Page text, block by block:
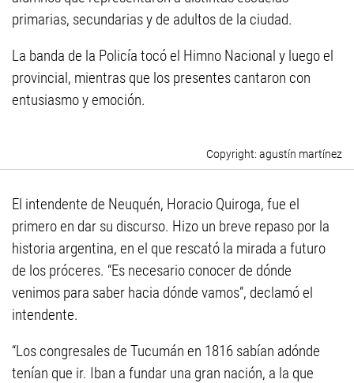
primarias, secundarias y de adultos de la ciudad.
La banda de la Policía tocó el Himno Nacional y luego el
provincial, mientras que los presentes cantaron con
entusiasmo y emoción.
agustín martínez
El intendente de Neuquén, Horacio Quiroga, fue el
primero en dar su discurso. Hizo un breve repaso por la
historia argentina, en el que rescató la mirada a futuro
de los próceres. “Es necesario conocer de dónde
venimos para saber hacia dónde vamos”, declamó el
intendente.
“Los congresales de Tucumán en 1816 sabían adónde
tenían que ir. Iban a fundar una gran nación, a la que